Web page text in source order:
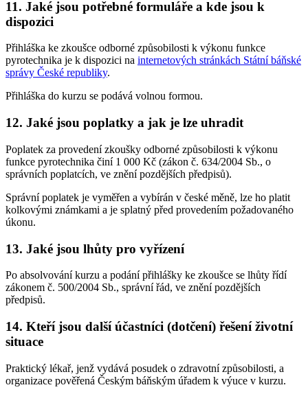
11. Jaké jsou potřebné formuláře a kde jsou k
dispozici
Přihláška ke zkoušce odborné způsobilosti k výkonu funkce
pyrotechnika je k dispozici na internetových stránkách Státní báňské
správy České republiky.
Přihláška do kurzu se podává volnou formou.
12. Jaké jsou poplatky a jak je lze uhradit
Poplatek za provedení zkoušky odborné způsobilosti k výkonu
funkce pyrotechnika činí 1 000 Kč (zákon č. 634/2004 Sb., o
správních poplatcích, ve znění pozdějších předpisů).
Správní poplatek je vyměřen a vybírán v české měně, lze ho platit
kolkovými známkami a je splatný před provedením požadovaného
úkonu.
13. Jaké jsou lhůty pro vyřízení
Po absolvování kurzu a podání přihlášky ke zkoušce se lhůty řídí
zákonem č. 500/2004 Sb., správní řád, ve znění pozdějších
předpisů.
14. Kteří jsou další účastníci (dotčení) řešení životní
situace
Praktický lékař, jenž vydává posudek o zdravotní způsobilosti, a
organizace pověřená Českým báňským úřadem k výuce v kurzu.